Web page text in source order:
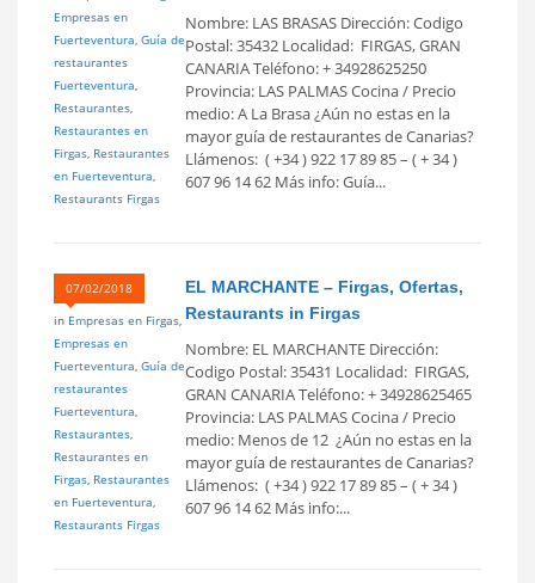
Empresas en
Fuerteventura, Guía de
restaurantes
Fuerteventura,
Restaurantes,
Restaurantes en
Firgas, Restaurantes
en Fuerteventura,
Restaurants Firgas
Nombre: LAS BRASAS Dirección: Codigo
Postal: 35432 Localidad: FIRGAS, GRAN
CANARIA Teléfono: + 34928625250
Provincia: LAS PALMAS Cocina / Precio
medio: A La Brasa ¿Aún no estas en la
mayor guía de restaurantes de Canarias?
Llámenos: ( +34 ) 922 17 89 85 – ( + 34 )
607 96 14 62 Más info: Guía...
07/02/2018
in Empresas en Firgas,
Empresas en
Fuerteventura, Guía de
restaurantes
Fuerteventura,
Restaurantes,
Restaurantes en
Firgas, Restaurantes
en Fuerteventura,
Restaurants Firgas
EL MARCHANTE – Firgas, Ofertas,
Restaurants in Firgas
Nombre: EL MARCHANTE Dirección:
Codigo Postal: 35431 Localidad: FIRGAS,
GRAN CANARIA Teléfono: + 34928625465
Provincia: LAS PALMAS Cocina / Precio
medio: Menos de 12  ¿Aún no estas en la
mayor guía de restaurantes de Canarias?
Llámenos: ( +34 ) 922 17 89 85 – ( + 34 )
607 96 14 62 Más info:...